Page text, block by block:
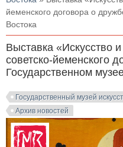
йеменского договора о
Востока
Выставка «Искусство
советско-йеменского
Государственном
Государственный музей
Архив новостей